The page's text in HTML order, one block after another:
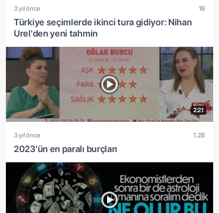
3 yıl önce 1B
Türkiye seçimlerde ikinci tura gidiyor: Nihan
Urel'den yeni tahmin
2:21
3 yıl önce 1.2B
2023'ün en paralı burçları